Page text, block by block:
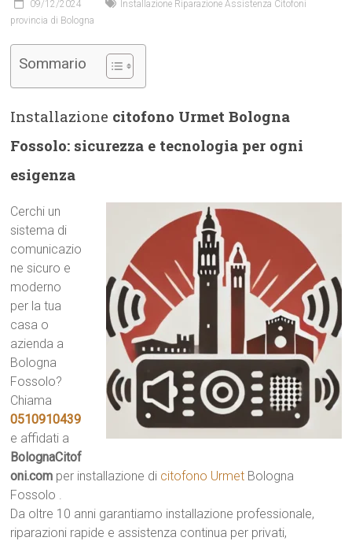
09/12/2024
Installazione Riparazione Assistenza Citofoni
provincia di Bologna
Sommario
Installazione citofono Urmet Bologna
Fossolo: sicurezza e tecnologia per ogni
esigenza
Cerchi un
sistema di
comunicazio
ne sicuro e
moderno
per la tua
casa o
azienda a
Bologna
Fossolo?
Chiama
0510910439
e affidati a
BolognaCitof
oni.com per installazione di citofono Urmet Bologna
Fossolo .
Da oltre 10 anni garantiamo installazione professionale,
riparazioni rapide e assistenza continua per privati,